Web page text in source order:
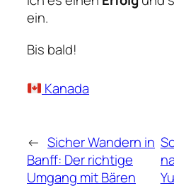
ein.
Bis bald!
Kanada
← Sicher Wandern in
Banff: Der richtige
Umgang mit Bären